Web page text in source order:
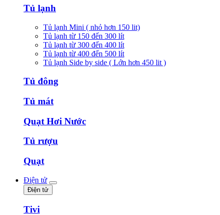
Tủ lạnh
Tủ lạnh Mini ( nhỏ hơn 150 lit)
Tủ lạnh từ 150 đến 300 lít
Tủ lạnh từ 300 đến 400 lít
Tủ lạnh từ 400 đến 500 lít
Tủ lạnh Side by side ( Lớn hơn 450 lit )
Tủ đông
Tủ mát
Quạt Hơi Nước
Tủ rượu
Quạt
Điện tử
Điện tử
Tivi